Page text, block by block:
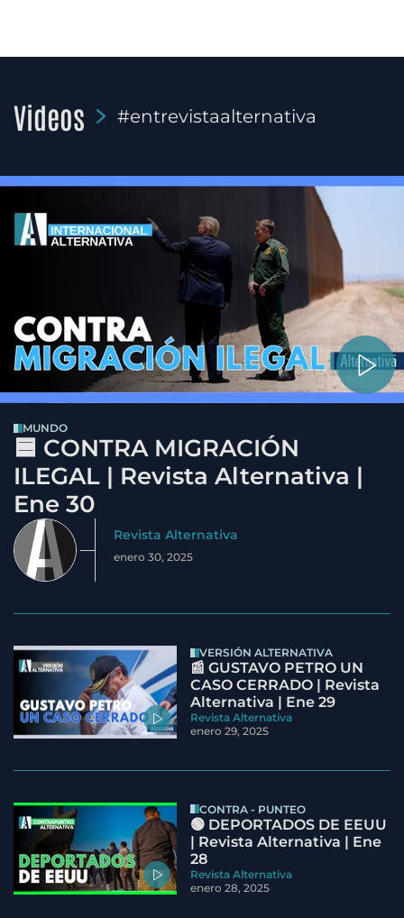
Videos #entrevistaalternativa
MUNDO
🟦 CONTRA MIGRACIÓN
ILEGAL | Revista Alternativa |
Ene 30
Revista Alternativa
enero 30, 2025
VERSIÓN ALTERNATIVA
📰 GUSTAVO PETRO UN
CASO CERRADO | Revista
Alternativa | Ene 29
Revista Alternativa
enero 29, 2025
CONTRA - PUNTEO
🟢 DEPORTADOS DE EEUU
| Revista Alternativa | Ene
28
Revista Alternativa
enero 28, 2025